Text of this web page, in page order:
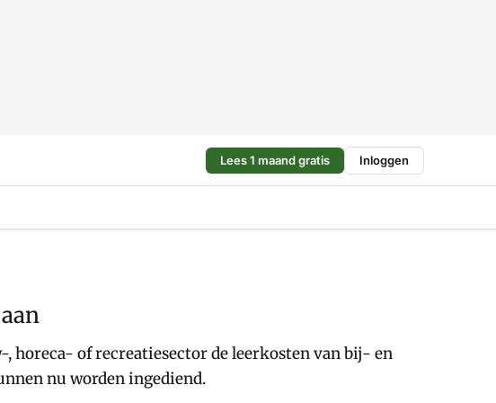
Lees 1 maand gratis Inloggen
horeca- of recreatiesector de leerkosten van bij- en
nu worden ingediend.